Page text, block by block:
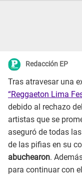
Redacción EP
Tras atravesar una
“Reggaeton Lima
debido al rechazo
artistas que se
aseguró de todas
de las pifias en su
abuchearon.
para continuar con